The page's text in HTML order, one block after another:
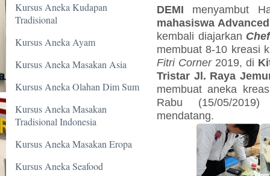
Kursus Aneka Kudapan
Tradisional
Kursus Aneka Ayam
Kursus Aneka Masakan Asia
Kursus Aneka Olahan Dim Sum
Kursus Aneka Masakan
Tradisional Indonesia
Kursus Aneka Masakan Eropa
Kursus Aneka Seafood
DEMI menyambut
mahasiswa
kembali diajarkan Chef
membuat 8-10 kreasi
Fitri Corner 2019, di
Tristar Jl. Raya
membuat aneka
Rabu (15/05/
mendatang.